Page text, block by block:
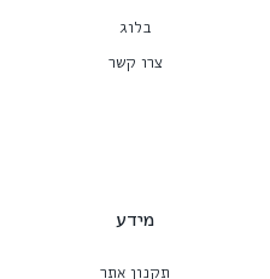
בלוג
צרו קשר
מידע
תקנון אתר